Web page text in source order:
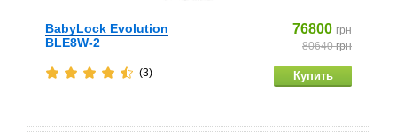
BabyLock Evolution
BLE8W-2
76800 грн
80640грн
(3)